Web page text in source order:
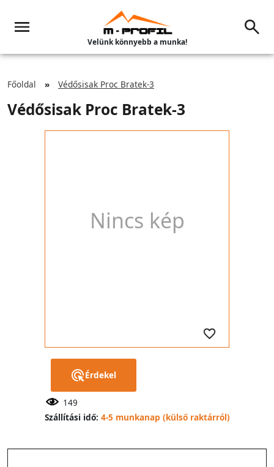
Velünk könnyebb a munka!
Főoldal Védősisak Proc Bratek-3
Védősisak Proc Bratek-3
Nincs kép
Érdekel
149
Szállítási idő: 4-5 munkanap (külső raktárról)